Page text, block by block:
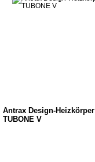
Antrax Design-Heizkörper
TUBONE V